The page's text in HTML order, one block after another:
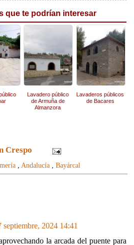
que te podrían interesar
Lavadero público
de Armuña de
Almanzora
Lavaderos públicos
de Bacares
Crespo
Andalucía Bayárcal
septiembre, 2024 14:41
la arcada del puente para